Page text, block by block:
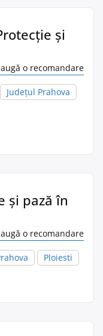
și
o recomandare
Județul Prahova
și pază în
o recomandare
Ploiesti